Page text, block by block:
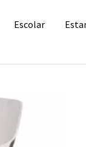
Escolar